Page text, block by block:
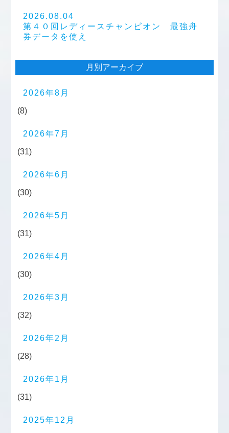
2026.08.04
第４０回レディースチャンピオン 最強舟
券データを使え
月別アーカイブ
2026年8月
(8)
2026年7月
(31)
2026年6月
(30)
2026年5月
(31)
2026年4月
(30)
2026年3月
(32)
2026年2月
(28)
2026年1月
(31)
2025年12月